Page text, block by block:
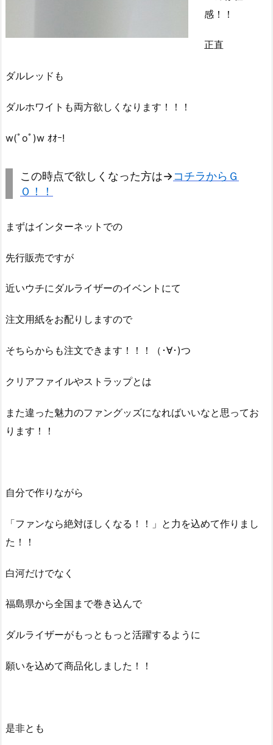
感！！
正直
ダルレッドも
ダルホワイトも両方欲しくなります！！！
w(ﾟoﾟ)w ｵｵｰ!
この時点で欲しくなった方は→コチラからＧ
Ｏ！！
まずはインターネットでの
先行販売ですが
近いウチにダルライザーのイベントにて
注文用紙をお配りしますので
そちらからも注文できます！！！（･∀･)つ
クリアファイルやストラップとは
また違った魅力のファングッズになればいいなと思ってお
ります！！
自分で作りながら
「ファンなら絶対ほしくなる！！」と力を込めて作りまし
た！！
白河だけでなく
福島県から全国まで巻き込んで
ダルライザーがもっともっと活躍するように
願いを込めて商品化しました！！
是非とも